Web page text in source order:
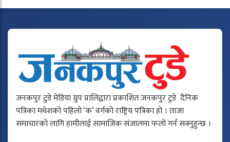
जनकपुर टुडे मेडिया ग्रुप प्रालिद्वारा प्रकाशित जनकपुर टुडे दैनिक
पत्रिका मधेशको पहिलो ‘क’ वर्गको राष्ट्रिय पत्रिका हो । ताजा
समाचारको लागि हामीलाई सामाजिक संजालमा फलो गर्न सक्नुहुन्छ ।